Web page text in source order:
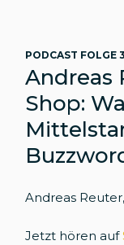
PODCAST FOLGE
Andreas
Shop:
Andreas Reuter,
Jetzt hören auf